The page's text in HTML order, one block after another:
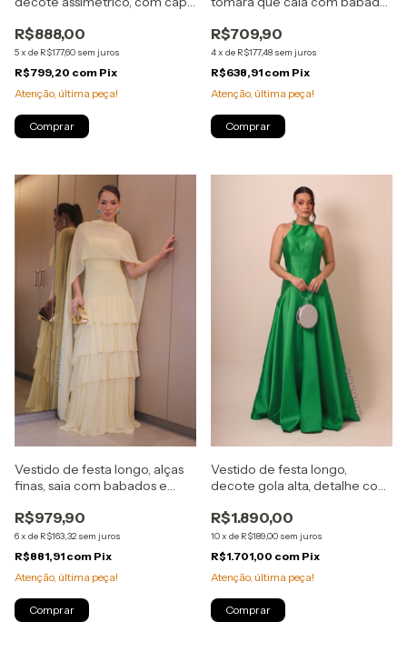
R$888,00
5x de R$177,60 sem juros
R$799,20 com Pix
Atenção, última peça!
Comprar
R$709,90
4x de R$177,48 sem juros
R$638,91 com Pix
Atenção, última peça!
Comprar
Vestido de festa longo, alças
finas, saia com babados e
R$979,90
6x de R$163,32 sem juros
R$881,91 com Pix
Atenção, última peça!
Comprar
Vestido de festa longo,
decote gola alta, detalhe com
Bandeira
R$1.890,00
10x de R$189,00 sem juros
R$1.701,00 com Pix
Atenção, última peça!
Comprar